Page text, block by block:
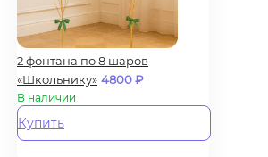
2 фонтана по 8 шаров
«Школьнику» 4800₽
В наличии
Купить